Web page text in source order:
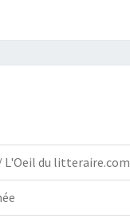
L'Oeil du litteraire.com